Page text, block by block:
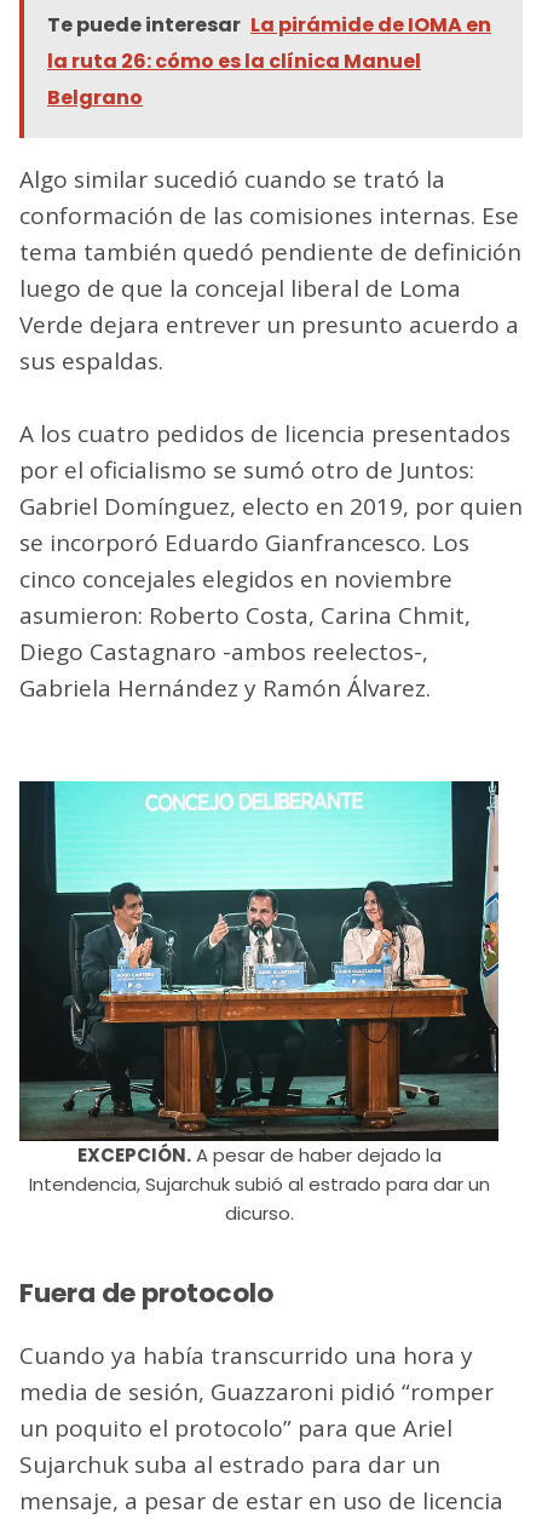
Te puede interesar La pirámide de IOMA en
la ruta 26: cómo es la clínica Manuel
Belgrano
Algo similar sucedió cuando se trató la
conformación de las comisiones internas. Ese
tema también quedó pendiente de definición
luego de que la concejal liberal de Loma
Verde dejara entrever un presunto acuerdo a
sus espaldas.
A los cuatro pedidos de licencia presentados
por el oficialismo se sumó otro de Juntos:
Gabriel Domínguez, electo en 2019, por quien
se incorporó Eduardo Gianfrancesco. Los
cinco concejales elegidos en noviembre
asumieron: Roberto Costa, Carina Chmit,
Diego Castagnaro -ambos reelectos-,
Gabriela Hernández y Ramón Álvarez.
EXCEPCIÓN.A pesar de haber dejado la
Intendencia, Sujarchuk subió al estrado para dar un
dicurso.
Fuera de protocolo
Cuando ya había transcurrido una hora y
media de sesión, Guazzaroni pidió “romper
un poquito el protocolo” para que Ariel
Sujarchuk suba al estrado para dar un
mensaje, a pesar de estar en uso de licencia